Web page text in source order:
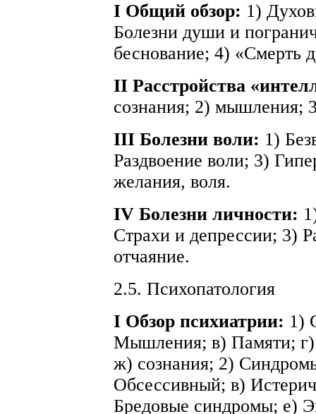
I Общий обзор: 1)
Болезни души и
беснование; 4) «Смерть
II Расстройства
сознания; 2) мышления;
III Болезни воли: 1)
Раздвоение воли; 3)
желания, воля.
IV Болезни личности:
Страхи и депрессии; 3)
отчаяние.
2.5. Психопатология
I Обзор психиатрии: 1)
Мышления; в) Памяти;
ж) сознания; 2)
Обсессивный; в)
Бредовые синдромы; е)